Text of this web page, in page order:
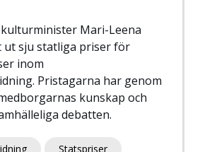
Mari-Leena
ut sju statliga priser för
inom
Pristagarna har genom
kunskap och
debatten.
Statspriser